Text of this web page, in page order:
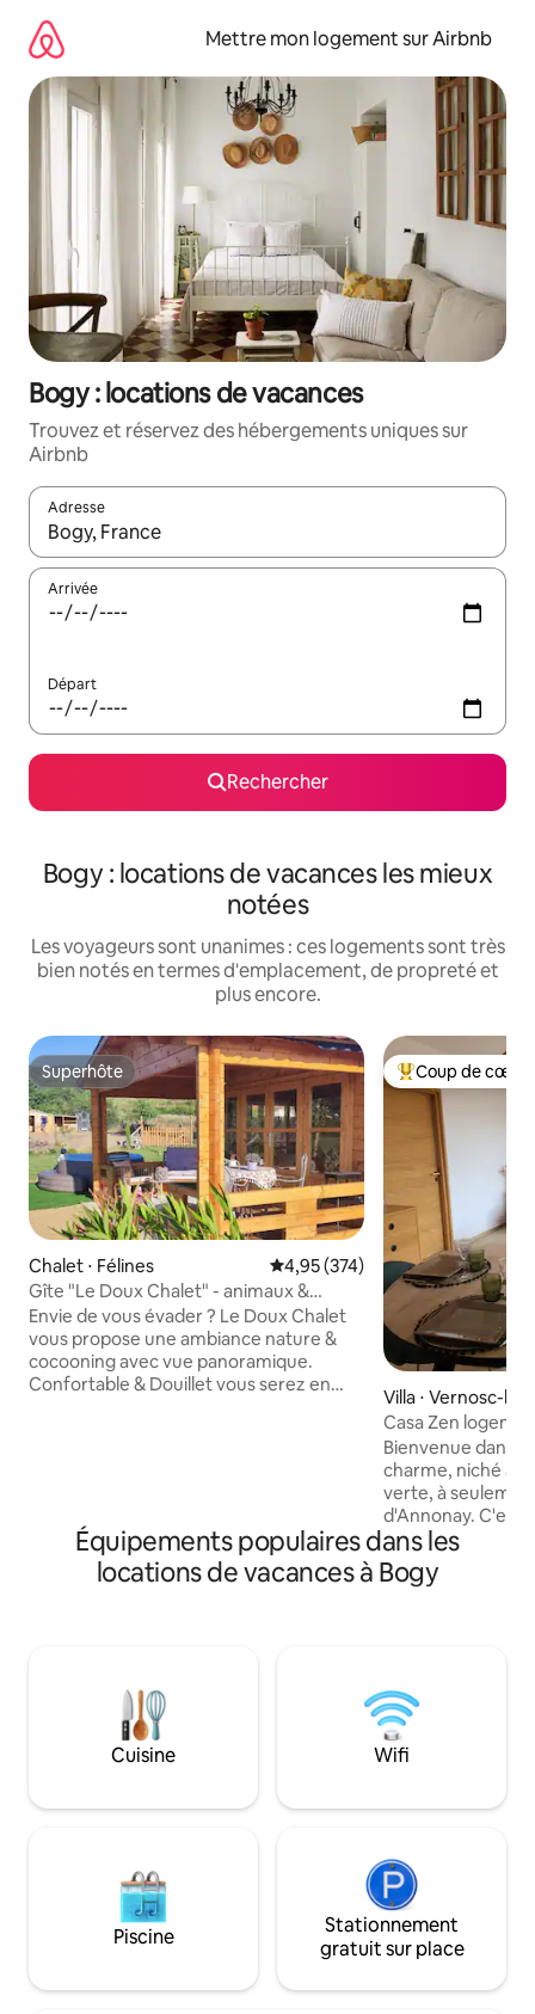
directement
contenu
Mettre mon logement sur Airbnb
Bogy : locations de vacances
Trouvez et réservez des hébergements uniques sur
Airbnb
Adresse
Lorsque les résultats s'affichent, utilisez les flèches vers le
Arrivée
Départ
Rechercher
Bogy : locations de vacances les mieux
notées
Les voyageurs sont unanimes : ces logements sont très
bien notés en termes d'emplacement, de propreté et
plus encore.
Superhôte
Superhôte
Chalet ⋅ Félines Évaluation moyenne sur la
4,95 (374)
Gîte "Le Doux Chalet" - animaux &
jacuzzi privatif
Envie de vous évader ? Le Doux Chalet
vous propose une ambiance nature &
cocooning avec vue panoramique.
Confortable & Douillet vous serez en
poules et poney où règne le calme & la
sérénité. Le petit + : jacuzzi privatif en
option à la demande +30€ par nuitée ✨
Coups de cœur
Coup de cœur
Villa ⋅ Vernosc-
Casa Zen
terrasse, jardin
Bienvenue dans
charme, niché
verte, à
d'Annonay. C'est l'endroit idéal pour
découvrir la
pourrez parcourir
votre résidence),
Un spa haut de
rafraîchissement
ce lieu
Équipements populaires dans les
locations de vacances à Bogy
Cuisine Wifi
Piscine
Stationnement
gratuit sur place